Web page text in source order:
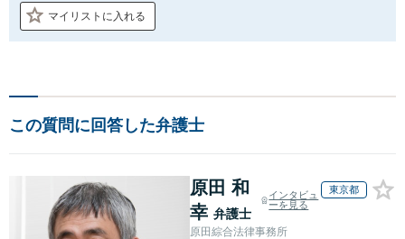
マイリストに入れる
この質問に回答した弁護士
原田 和
幸 弁護士
インタビュ
ーを見る
東京都
原田綜合法律事務所